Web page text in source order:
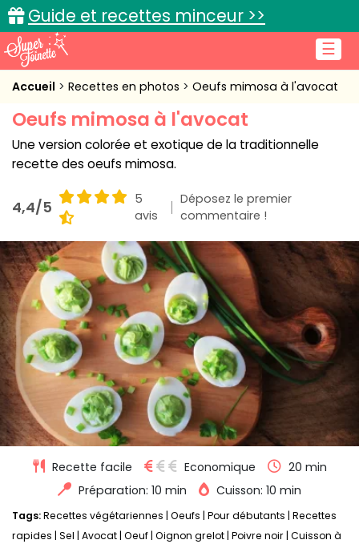
☰
Guide et recettes minceur >>
Accueil
Recettes de cuisine
Cuisine pratique
L'actu cuisine
Connexion
Accueil Recettes en photos Oeufs mimosa à l'avocat
Oeufs mimosa à l'avocat
Une version colorée et exotique de la traditionnelle
recette des oeufs mimosa.
4,4/5
5
avis
Déposez le premier
commentaire !
Recette facile Economique
20 min
Préparation: 10 min
Cuisson: 10 min
Tags:Recettes végétariennes Oeufs Pour débutants Recettes
rapides Sel Avocat Oeuf Oignon grelot Poivre noir Cuisson à